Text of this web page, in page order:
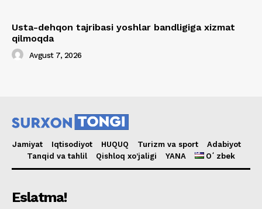
Usta-dehqon tajribasi yoshlar bandligiga xizmat
qilmoqda
Avgust 7, 2026
Jamiyat Iqtisodiyot HUQUQ Turizm va sport
Adabiyot
Tanqid va tahlil
Qishloq xo’jaligi YANA Oʻzbek
Eslatma!